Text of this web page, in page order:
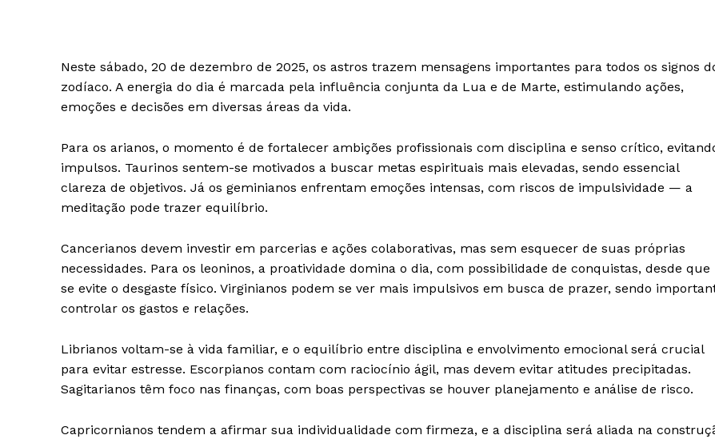
iCHAIT
Aprenda tudo sobre
Inteligência Artificial
M5PORTS
Anuncie
Contato
RSS
Política de Privacidade e Cookies
Neste sábado, 20 de dezembro de 2025, os astros trazem mensagens importantes para todos os signos
zodíaco. A energia do dia é marcada pela influência conjunta da Lua e de Marte, estimulando ações,
emoções e decisões em diversas áreas da vida.
Para os arianos, o momento é de fortalecer ambições profissionais com disciplina e senso crítico,
impulsos. Taurinos sentem-se motivados a buscar metas espirituais mais elevadas, sendo essencial
clareza de objetivos. Já os geminianos enfrentam emoções intensas, com riscos de impulsividade — a
meditação pode trazer equilíbrio.
Cancerianos devem investir em parcerias e ações colaborativas, mas sem esquecer de suas próprias
necessidades. Para os leoninos, a proatividade domina o dia, com possibilidade de conquistas, desde que
se evite o desgaste físico. Virginianos podem se ver mais impulsivos em busca de prazer, sendo
controlar os gastos e relações.
Librianos voltam-se à vida familiar, e o equilíbrio entre disciplina e envolvimento emocional será crucial
para evitar estresse. Escorpianos contam com raciocínio ágil, mas devem evitar atitudes precipitadas.
Sagitarianos têm foco nas finanças, com boas perspectivas se houver planejamento e análise de risco.
Capricornianos tendem a afirmar sua individualidade com firmeza, e a disciplina será aliada na